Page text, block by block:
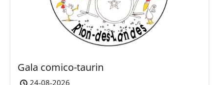
Gala comico-taurin
24-08-2026